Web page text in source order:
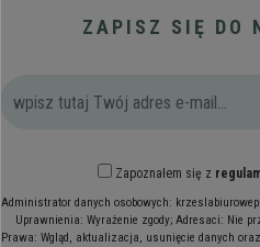
ZAPISZ SIĘ DO
Zapoznałem się z
Administrator danych osobowych:
Uprawnienia: Wyrażenie zgody; Adresaci: Nie
Prawa: Wgląd, aktualizacja, usunięcie danych